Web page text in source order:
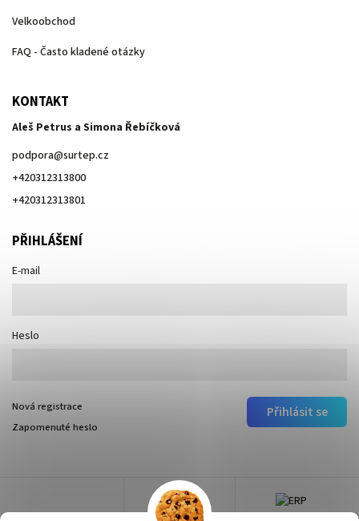
Velkoobchod
FAQ - Často kladené otázky
KONTAKT
Aleš Petrus a Simona Řebíčková
podpora@surtep.cz
+420312313800
+420312313801
PŘIHLÁŠENÍ
E-mail
Heslo
Přihlásit se
Nová registrace
Zapomenuté heslo